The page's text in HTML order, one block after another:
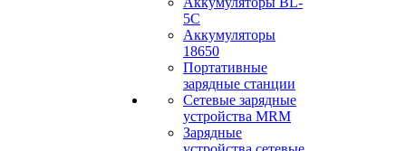
5C
Аккумуляторы
18650
Портативные
зарядные станции
Сетевые зарядные
устройства MRM
Зарядные